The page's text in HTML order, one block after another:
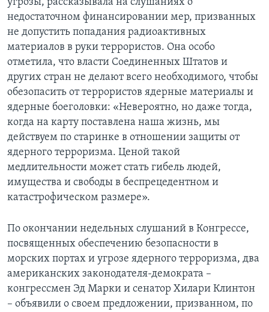
недостаточном финансировании мер, призванных
не допустить попадания радиоактивных
материалов в руки террористов. Она особо
отметила, что власти Соединенных Штатов и
других стран не делают всего необходимого, чтобы
обезопасить от террористов ядерные материалы и
ядерные боеголовки: «Невероятно, но даже тогда,
когда на карту поставлена наша жизнь, мы
действуем по старинке в отношении защиты от
ядерного терроризма. Ценой такой
медлительности может стать гибель людей,
имущества и свободы в беспрецедентном и
катастрофическом размере».
По окончании недельных слушаний в Конгрессе,
посвященных обеспечению безопасности в
морских портах и угрозе ядерного терроризма, два
американских законодателя-демократа –
конгрессмен Эд Марки и сенатор Хилари Клинтон
– объявили о своем предложении, призванном, по